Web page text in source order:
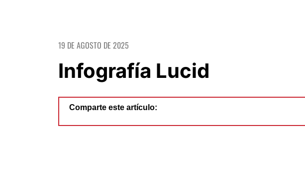
19 DE AGOSTO DE 2025
Infografía Lucid
Comparte este artículo: